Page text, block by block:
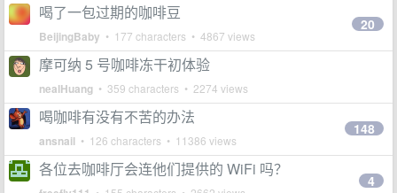
喝了一包过期的咖啡豆
BeijingBaby • 177 characters • 4867 views
20
摩可纳 5 号咖啡冻干初体验
nealHuang • 359 characters • 2274 views
喝咖啡有没有不苦的办法
ansnail • 126 characters • 11386 views
148
各位去咖啡厅会连他们提供的 WiFi 吗？
4